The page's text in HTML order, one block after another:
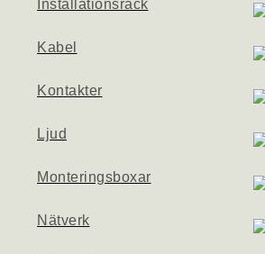
Installationsrack
Kabel
Kontakter
Ljud
Monteringsboxar
Nätverk